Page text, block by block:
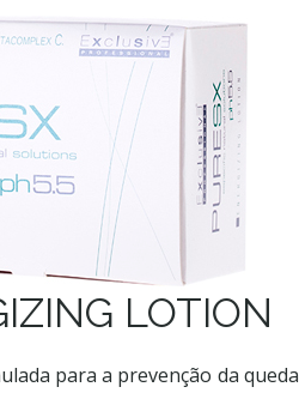
LOTION
para a prevenção da queda